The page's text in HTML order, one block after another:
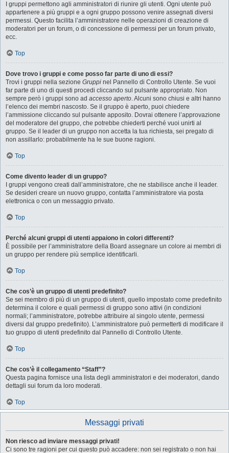
I gruppi permettono agli amministratori di riunire gli utenti. Ogni utente può
appartenere a più gruppi e a ogni gruppo possono venire assegnati diversi
permessi. Questo facilita l’amministratore nelle operazioni di creazione di
moderatori per un forum, o di concessione di permessi per un forum privato,
ecc.
Top
Dove trovo i gruppi e come posso far parte di uno di essi?
Trovi i gruppi nella sezione Gruppi nel Pannello di Controllo Utente. Se vuoi
far parte di uno di questi procedi cliccando sul pulsante appropriato. Non
sempre però i gruppi sono ad accesso aperto. Alcuni sono chiusi e altri hanno
l’elenco dei membri nascosto. Se il gruppo è aperto, puoi chiedere
l’ammissione cliccando sul pulsante apposito. Dovrai ottenere l’approvazione
del moderatore del gruppo, che potrebbe chiederti perché vuoi unirti al
gruppo. Se il leader di un gruppo non accetta la tua richiesta, sei pregato di
non assillarlo: probabilmente ha le sue buone ragioni.
Top
Come divento leader di un gruppo?
I gruppi vengono creati dall’amministratore, che ne stabilisce anche il leader.
Se desideri creare un nuovo gruppo, contatta l’amministratore via posta
elettronica o con un messaggio privato.
Top
Perché alcuni gruppi di utenti appaiono in colori differenti?
È possibile per l’amministratore della Board assegnare un colore ai membri di
un gruppo per rendere più semplice identificarli.
Top
Che cos’è un gruppo di utenti predefinito?
Se sei membro di più di un gruppo di utenti, quello impostato come predefinito
determina il colore e quali permessi di gruppo sono attivi (in condizioni
normali; l’amministratore, potrebbe attribuire al singolo utente, permessi
diversi dal gruppo predefinito). L’amministratore può permetterti di modificare il
tuo gruppo di utenti predefinito dal Pannello di Controllo Utente.
Top
Che cos’è il collegamento “Staff”?
Questa pagina fornisce una lista degli amministratori e dei moderatori, dando
dettagli sui forum da loro moderati.
Top
Messaggi privati
Non riesco ad inviare messaggi privati!
Ci sono tre ragioni per cui questo può accadere: non sei registrato o non hai